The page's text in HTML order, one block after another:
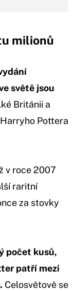
milionů
světě jsou
Británii a
Pottera
v roce 2007
raritní
za stovky
počet kusů,
patří mezi
Celosvětově se